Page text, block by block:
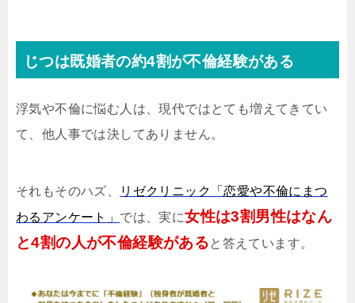
じつは既婚者の約4割が不倫経験がある
浮気や不倫に悩む人は、現代ではとても増えてきてい
て、他人事では決してありません。
それもそのハズ、
リゼクリニック「恋愛や不倫にまつ
わるアンケート」 では、実に女性は3割男性はなん
と4割の人が不倫経験があると答えています。